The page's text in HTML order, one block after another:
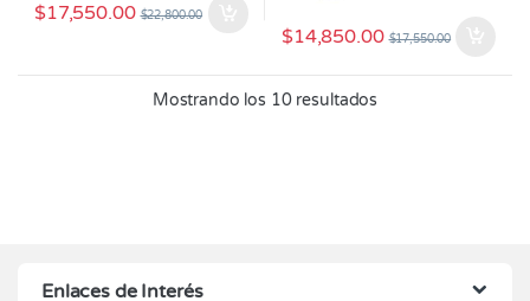
$17,550.00 $22,800.00
$14,850.00 $17,550.00
Mostrando los 10 resultados
Enlaces de Interés